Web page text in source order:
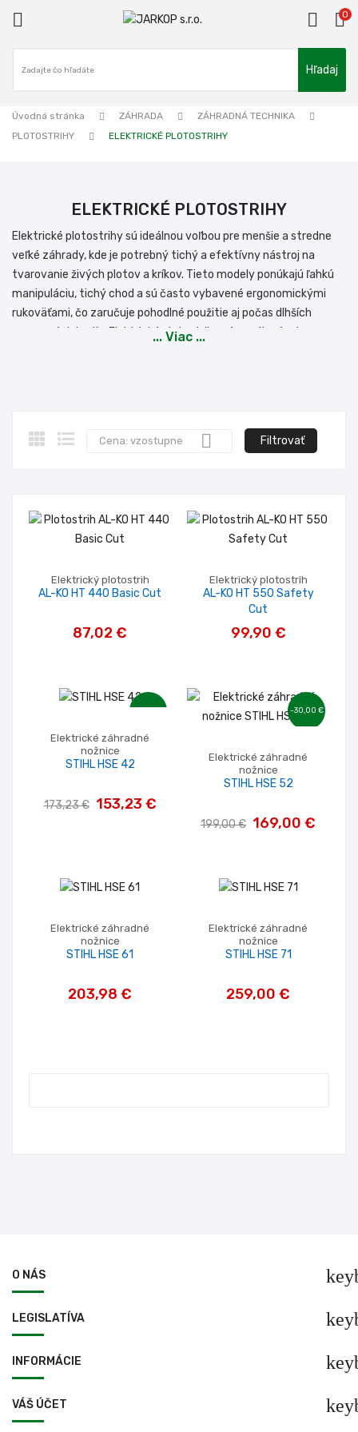
 0
Hľadaj
Úvodná stránka ZÁHRADA
ZÁHRADNÁ TECHNIKA
PLOTOSTRIHY
ELEKTRICKÉ PLOTOSTRIHY
ELEKTRICKÉ PLOTOSTRIHY
Elektrické plotostrihy sú ideálnou voľbou pre menšie a stredne
veľké záhrady, kde je potrebný tichý a efektívny nástroj na
tvarovanie živých plotov a kríkov. Tieto modely ponúkajú ľahkú
manipuláciu, tichý chod a sú často vybavené ergonomickými
rukoväťami, čo zaručuje pohodlné použitie aj počas dlhších
pracovných hodín. Elektrické plotostrihy sú napájané priamo zo
... Viac ...
Cena: vzostupne  Filtrovať
Elektrický plotostrih
AL-KO HT 440 Basic Cut
87,02 €
Elektrický plotostrih
AL-KO HT 550 Safety
Cut
99,90 €
-20,00 €
Elektrické záhradné
nožnice
STIHL HSE 42
173,23 € 153,23 €
-30,00 €
Elektrické záhradné
nožnice
STIHL HSE 52
199,00 € 169,00 €
Elektrické záhradné
nožnice
STIHL HSE 61
203,98 €
Elektrické záhradné
nožnice
STIHL HSE 71
259,00 €
O NÁS
LEGISLATÍVA
INFORMÁCIE
VÁŠ ÚČET